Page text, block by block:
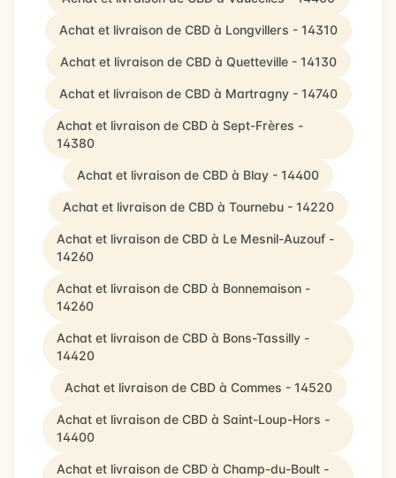
Achat et livraison de CBD à Longvillers - 14310
Achat et livraison de CBD à Quetteville - 14130
Achat et livraison de CBD à Martragny - 14740
Achat et livraison de CBD à Sept-Frères -
14380
Achat et livraison de CBD à Blay - 14400
Achat et livraison de CBD à Tournebu - 14220
Achat et livraison de CBD à Le Mesnil-Auzouf -
14260
Achat et livraison de CBD à Bonnemaison -
14260
Achat et livraison de CBD à Bons-Tassilly -
14420
Achat et livraison de CBD à Commes - 14520
Achat et livraison de CBD à Saint-Loup-Hors -
14400
Achat et livraison de CBD à Champ-du-Boult -